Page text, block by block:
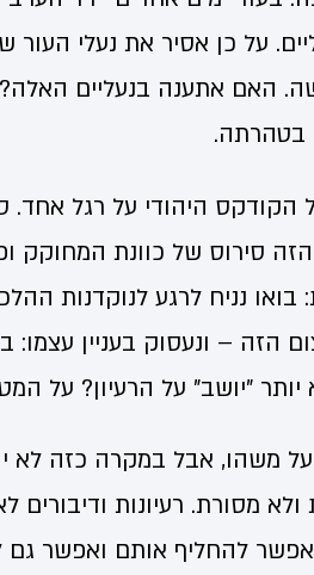
על כן אסיר את נעלי העור
האם אתענה בנעליים
בטהרתה.
הקודקס היהודי על רגל אחד.
סירוס של כוונת המחוקק
נניח לרגע לנוקדנות
הזה – ונעסוק בעניין
"יושב" על הרעיון? על
על משהו, אבל במקרה כזה
מסורת. רעיונות
להחליף אותם ואפשר גם